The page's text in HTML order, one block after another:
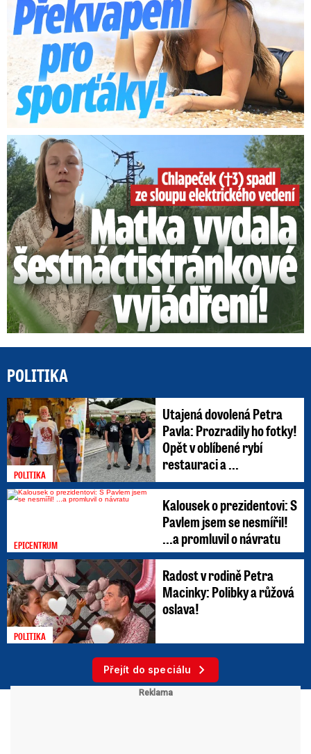
Smrtelný pád chlapce: Matka vydala vyjádření na 16 stran
POLITIKA
POLITIKA
Utajená dovolená Petra
Pavla: Prozradily ho fotky!
Opět v oblíbené rybí
restauraci a ...
EPICENTRUM
Kalousek o prezidentovi: S
Pavlem jsem se nesmířil!
...a promluvil o návratu
POLITIKA
Radost v rodině Petra
Macinky: Polibky a růžová
oslava!
Přejít do speciálu